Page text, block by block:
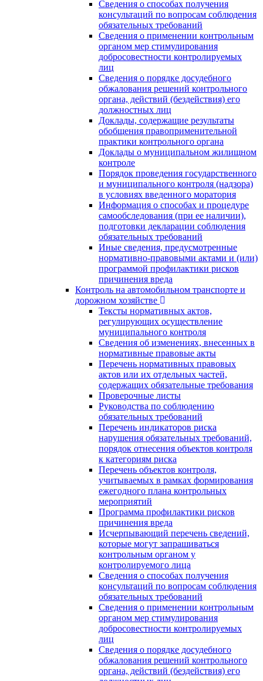
Сведения о способах получения
консультаций по вопросам соблюдения
обязательных требований
Сведения о применении контрольным
органом мер стимулирования
добросовестности контролируемых
лиц
Сведения о порядке досудебного
обжалования решений контрольного
органа, действий (бездействия) его
должностных лиц
Доклады, содержащие результаты
обобщения правоприменительной
практики контрольного органа
Доклады о муниципальном жилищном
контроле
Порядок проведения государственного
и муниципального контроля (надзора)
в условиях введенного моратория
Информация о способах и процедуре
самообследования (при ее наличии),
подготовки декларации соблюдения
обязательных требований
Иные сведения, предусмотренные
нормативно-правовыми актами и (или)
программой профилактики рисков
причинения вреда
Контроль на автомобильном транспорте и
дорожном хозяйстве
Тексты нормативных актов,
регулирующих осуществление
муниципального контроля
Сведения об изменениях, внесенных в
нормативные правовые акты
Перечень нормативных правовых
актов или их отдельных частей,
содержащих обязательные требования
Проверочные листы
Руководства по соблюдению
обязательных требований
Перечень индикаторов риска
нарушения обязательных требований,
порядок отнесения объектов контроля
к категориям риска
Перечень объектов контроля,
учитываемых в рамках формирования
ежегодного плана контрольных
мероприятий
Программа профилактики рисков
причинения вреда
Исчерпывающий перечень сведений,
которые могут запрашиваться
контрольным органом у
контролируемого лица
Сведения о способах получения
консультаций по вопросам соблюдения
обязательных требований
Сведения о применении контрольным
органом мер стимулирования
добросовестности контролируемых
лиц
Сведения о порядке досудебного
обжалования решений контрольного
органа, действий (бездействия) его